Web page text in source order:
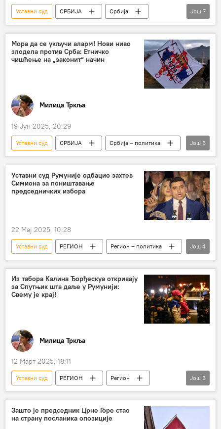
Уставни суд СРБИЈА
Србија
Србија – политика
Косово и Метохија (КиМ)
Аљбин Курти
парламент
парламентарна криза
Анализе и мишљења
Још 7
Мора да се укључи аларм! Нови ниво
злодела против Срба: Етничко
чишћење на „законит“ начин
Милица Тркља
19 Јун 2025, 20:29
Уставни суд СРБИЈА
Србија – политика
Косово и Метохија (КиМ)
Албанци
Аљбин Курти
депортација
Срби са КиМ
хапшења
Још 6
Уставни суд Румуније одбацио захтев
Симиона за поништавање
председничких избора
22 Мај 2025, 10:28
Уставни суд РЕГИОН
Регион – политика
Регион
Регион (шире)
Румунија
председнички избори
Још 4
Из табора Калина Ђорђескуа откривају
за Спутњик шта даље у Румунији:
Свему је крај!
Милица Тркља
12 Март 2025, 18:11
Уставни суд РЕГИОН
Регион
Румунија
Калин Ђорђеску
Европска унија (ЕУ)
Џорџ Сорош
глобалисти
избори
Још 6
Зашто је председник Црне Горе стао
на страну посланика опозиције